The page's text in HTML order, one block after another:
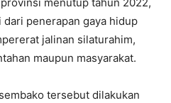
penerapan gaya hidup
jalinan silaturahim,
maupun masyarakat.
tersebut dilakukan